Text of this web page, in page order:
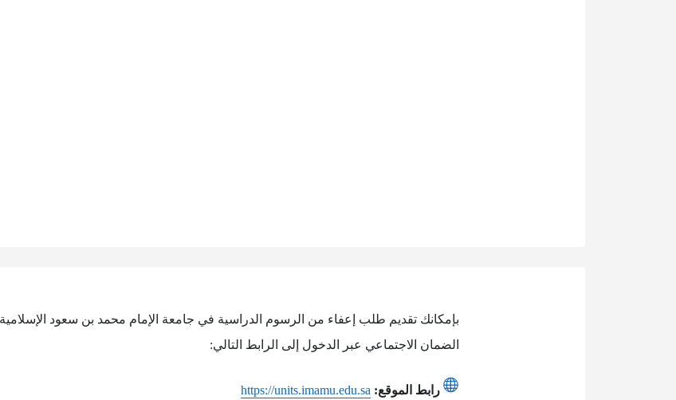
بإمكانك تقديم طلب إعفاء من الرسوم الدراسية في جامعة الإمام محمد بن سعود الإسلامية
الضمان الاجتماعي عبر الدخول إلى الرابط التالي:
رابط الموقع: https://units.imamu.edu.sa